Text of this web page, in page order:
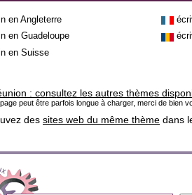
en Angleterre
en Guadeloupe
en Suisse
: consultez les autres thèmes
peut être parfois longue à charger, merci de bien
des sites web du même thème dans